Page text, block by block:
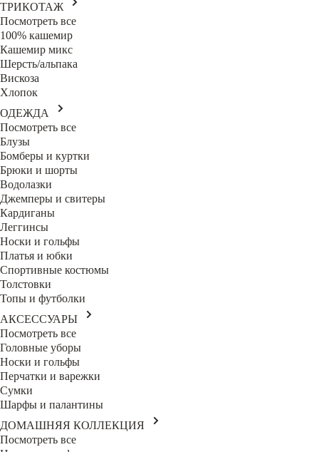
ТРИКОТАЖ
Посмотреть все
100% кашемир
Кашемир микс
Шерсть/альпака
Вискоза
Хлопок
ОДЕЖДА
Посмотреть все
Блузы
Бомберы и куртки
Брюки и шорты
Водолазки
Джемперы и свитеры
Кардиганы
Леггинсы
Носки и гольфы
Платья и юбки
Спортивные костюмы
Толстовки
Топы и футболки
АКСЕССУАРЫ
Посмотреть все
Головные уборы
Носки и гольфы
Перчатки и варежки
Сумки
Шарфы и палантины
ДОМАШНЯЯ КОЛЛЕКЦИЯ
Посмотреть все